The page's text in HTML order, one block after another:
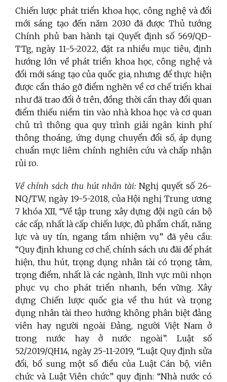
Chiến lược phát triển khoa học, công nghệ và đổi
mới sáng tạo đến năm 2030 đã được Thủ tướng
Chính phủ ban hành tại Quyết định số 569/QĐ-
TTg, ngày 11-5-2022, đặt ra nhiều mục tiêu, định
hướng lớn về phát triển khoa học, công nghệ và
đổi mới sáng tạo của quốc gia, nhưng để thực hiện
được cần tháo gỡ điểm nghẽn về cơ chế triển khai
như đã trao đổi ở trên, đồng thời cần thay đổi quan
điểm thiếu niềm tin vào nhà khoa học và cơ quan
chủ trì thông qua quy trình giải ngân kinh phí
thông thoáng, ứng dụng chuyển đổi số, áp dụng
chuẩn mực liêm chính nghiên cứu và chấp nhận
rủi ro.
Về chính sách thu hút nhân tài: Nghị quyết số 26-
NQ/TW, ngày 19-5-2018, của Hội nghị Trung ương
7 khóa XII, “Về tập trung xây dựng đội ngũ cán bộ
các cấp, nhất là cấp chiến lược, đủ phẩm chất, năng
lực và uy tín, ngang tầm nhiệm vụ” đã yêu cầu:
“Quy định khung cơ chế, chính sách ưu đãi để phát
hiện, thu hút, trọng dụng nhân tài có trọng tâm,
trọng điểm, nhất là các ngành, lĩnh vực mũi nhọn
phục vụ cho phát triển nhanh, bền vững. Xây
dựng Chiến lược quốc gia về thu hút và trọng
dụng nhân tài theo hướng không phân biệt đảng
viên hay người ngoài Đảng, người Việt Nam ở
trong nước hay ở nước ngoài”. Luật số
52/2019/QH14, ngày 25-11-2019, “Luật Quy định sửa
đổi, bổ sung một số điều của Luật Cán bộ, viên
chức và Luật Viên chức” quy định: “Nhà nước có